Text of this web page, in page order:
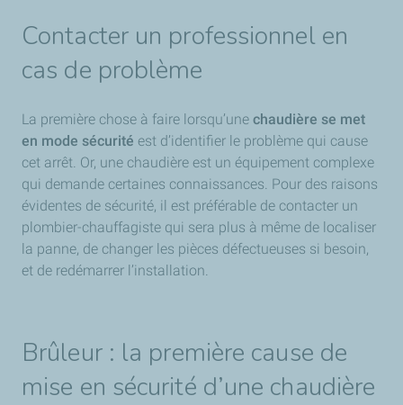
Contacter un professionnel en
cas de problème
La première chose à faire lorsqu’une chaudière se met
en mode sécurité est d’identifier le problème qui cause
cet arrêt. Or, une chaudière est un équipement complexe
qui demande certaines connaissances. Pour des raisons
évidentes de sécurité, il est préférable de contacter un
plombier-chauffagiste qui sera plus à même de localiser
la panne, de changer les pièces défectueuses si besoin,
et de redémarrer l’installation.
Brûleur : la première cause de
mise en sécurité d’une chaudière